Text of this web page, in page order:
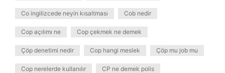
Co ingilizcede neyin kısaltması Cob nedir
Cop açılımı ne Cop çekmek ne demek
Çöp denetimi nedir Cop hangi meslek Çöp mu job mu
Cop nerelerde kullanılır CP ne demek polis